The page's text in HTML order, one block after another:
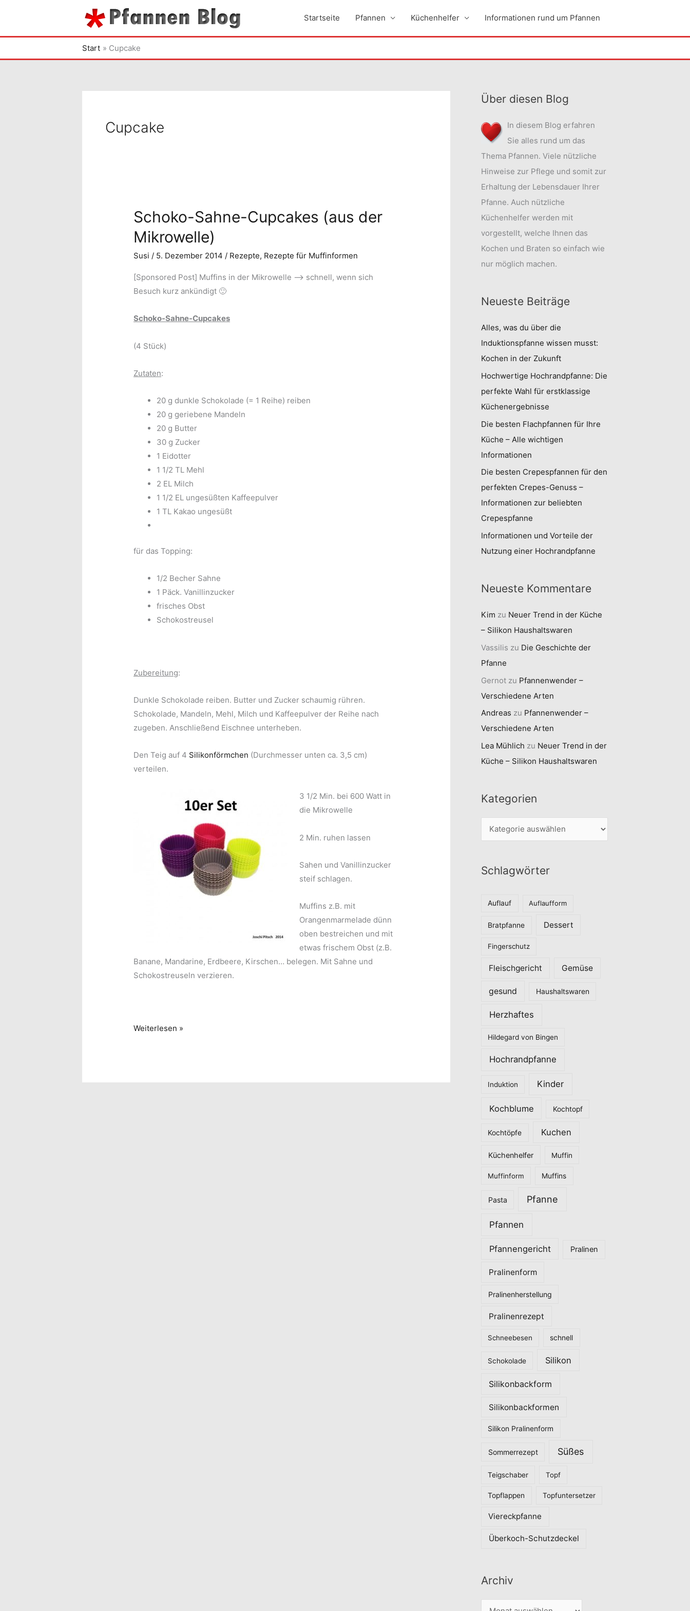
springen
Startseite Pfannen Küchenhelfer Informationen rund um Pfannen
Start Cupcake
Cupcake
Schoko-Sahne-Cupcakes (aus der
Mikrowelle)
Susi / 5. Dezember 2014 / Rezepte, Rezepte für Muffinformen
[Sponsored Post] Muffins in der Mikrowelle —> schnell, wenn sich
Besuch kurz ankündigt 🙂
Schoko-Sahne-Cupcakes
(4 Stück)
Zutaten:
20 g dunkle Schokolade (= 1 Reihe) reiben
20 g geriebene Mandeln
20 g Butter
30 g Zucker
1 Eidotter
1 1/2 TL Mehl
2 EL Milch
1 1/2 EL ungesüßten Kaffeepulver
1 TL Kakao ungesüßt
für das Topping:
1/2 Becher Sahne
1 Päck. Vanillinzucker
frisches Obst
Schokostreusel
Zubereitung:
Dunkle Schokolade reiben. Butter und Zucker schaumig rühren.
Schokolade, Mandeln, Mehl, Milch und Kaffeepulver der Reihe nach
zugeben. Anschließend Eischnee unterheben.
Den Teig auf 4 Silikonförmchen (Durchmesser unten ca. 3,5 cm)
verteilen.
3 1/2 Min. bei 600 Watt in
die Mikrowelle
2 Min. ruhen lassen
Sahen und Vanillinzucker
steif schlagen.
Muffins z.B. mit
Orangenmarmelade dünn
oben bestreichen und mit
etwas frischem Obst (z.B.
Banane, Mandarine, Erdbeere, Kirschen… belegen. Mit Sahne und
Schokostreuseln verzieren.
Schoko-
Weiterlesen »
Über diesen Blog
In diesem Blog erfahren
Sie alles rund um das
Thema Pfannen. Viele nützliche
Hinweise zur Pflege und somit zur
Erhaltung der Lebensdauer Ihrer
Pfanne. Auch nützliche
Küchenhelfer werden mit
vorgestellt, welche Ihnen das
Kochen und Braten so einfach wie
nur möglich machen.
Neueste Beiträge
Alles, was du über die
Induktionspfanne wissen musst:
Kochen in der Zukunft
Hochwertige Hochrandpfanne: Die
perfekte Wahl für erstklassige
Küchenergebnisse
Die besten Flachpfannen für Ihre
Küche – Alle wichtigen
Informationen
Die besten Crepespfannen für den
perfekten Crepes-Genuss –
Informationen zur beliebten
Crepespfanne
Informationen und Vorteile der
Nutzung einer Hochrandpfanne
Neueste Kommentare
Kim zu Neuer Trend in der Küche
– Silikon Haushaltswaren
Vassilis zu Die Geschichte der
Pfanne
Gernotzu Pfannenwender –
Verschiedene Arten
Andreas zu Pfannenwender –
Verschiedene Arten
Lea Mühlich zu Neuer Trend in der
Küche – Silikon Haushaltswaren
Kategorien
a
e
Schlagwörter
Auflauf Auflaufform
Bratpfanne Dessert
Fingerschutz
Fleischgericht Gemüse
gesund Haushaltswaren
Herzhaftes
Hildegard von Bingen
Hochrandpfanne
Induktion Kinder
Kochblume Kochtopf
Kochtöpfe Kuchen
Küchenhelfer Muffin
Muffinform Muffins
Pasta Pfanne
Pfannen
Pfannengericht Pralinen
Pralinenform
Pralinenherstellung
Pralinenrezept
Schneebesen schnell
Schokolade Silikon
Silikonbackform
Silikonbackformen
Silikon Pralinenform
Sommerrezept Süßes
Teigschaber Topf
Topflappen Topfuntersetzer
Viereckpfanne
Überkoch-Schutzdeckel
Archiv